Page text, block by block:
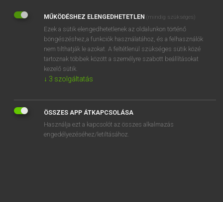
spectrograph
spectroheliograph
spectrometer
spectrophotometer
SZOTAR.NET APPLIKÁCIÓ
MICROSOFT OFFICE BŐVÍTMÉNY
MŰKÖDÉSHEZ ELENGEDHETETLEN (mindig szükséges)
Ezek a sütik elengedhetetlenek az oldalunkon történő
böngészéshez,a funkciók használatához, és a felhasználók
nem tilthatják le azokat. A feltétlenül szükséges sütik közé
tartoznak többek között a személyre szabott beállításokat
kezelő sütik.
↓ 3 szolgáltatás
ÖSSZES APP ÁTKAPCSOLÁSA
Használja ezt a kapcsolót az összes alkalmazás
engedélyezéséhez/letiltásához.